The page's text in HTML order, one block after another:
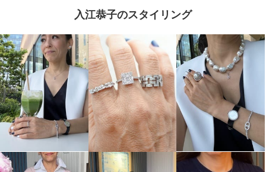
入江恭子のスタイリング